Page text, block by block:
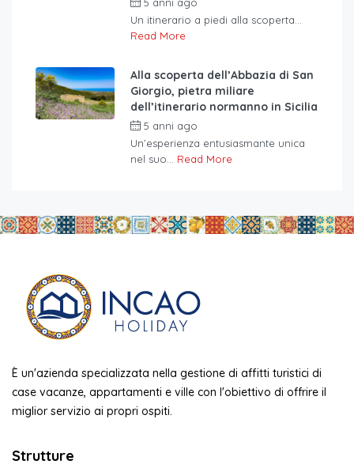
Un itinerario a piedi alla scoperta...
Read More
Alla scoperta dell’Abbazia di San
Giorgio, pietra miliare
dell’itinerario normanno in Sicilia
5 anni ago
Un’esperienza entusiasmante unica
nel suo... Read More
È un'azienda specializzata nella gestione di affitti turistici di
case vacanze, appartamenti e ville con l'obiettivo di offrire il
miglior servizio ai propri ospiti.
Strutture